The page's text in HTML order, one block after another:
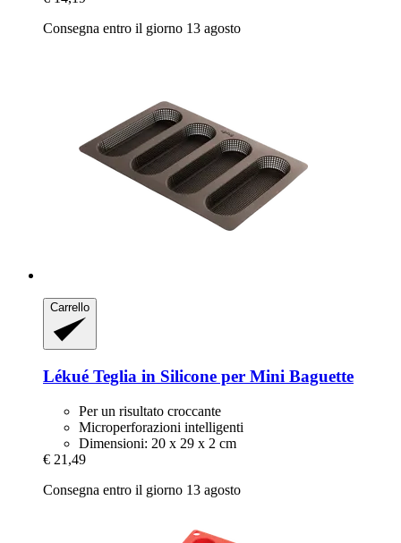
Consegna entro il giorno 13 agosto
Carrello
Lékué Teglia in Silicone per Mini Baguette
Per un risultato croccante
Microperforazioni intelligenti
Dimensioni: 20 x 29 x 2 cm
€ 21,49
Consegna entro il giorno 13 agosto